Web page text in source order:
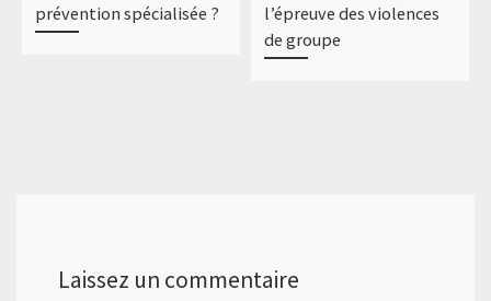
prévention spécialisée ?
l’épreuve des violences
de groupe
Laissez un commentaire